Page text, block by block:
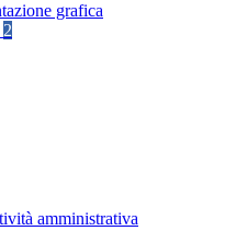
grafica
2
amministrativa